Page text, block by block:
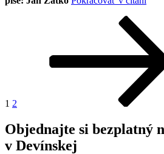
1 2
Objednajte si bezplatný
v Devínskej